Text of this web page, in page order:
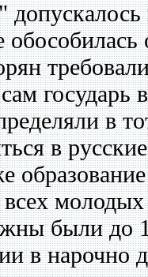
обособилась
в
в
были до
в нарочно